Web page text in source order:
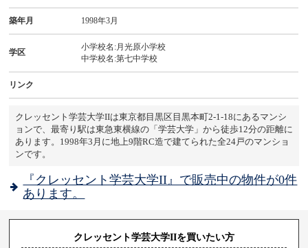
築年月 1998年3月
学区
小学校名:月光原小学校
中学校名:第七中学校
リンク
クレッセント学芸大学IIは東京都目黒区目黒本町2-1-18にあるマンシ
ョンで、最寄り駅は東急東横線の「学芸大学」から徒歩12分の距離に
あります。1998年3月に地上9階RC造で建てられた全24戸のマンショ
ンです。
『クレッセント学芸大学II』で販売中の物件が0件
あります。
クレッセント学芸大学IIを買いたい方